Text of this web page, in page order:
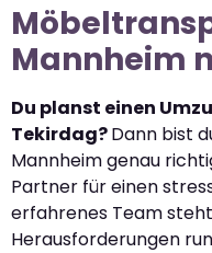
Mannheim
Du planst einen
Tekirdag?Dann bist
Mannheim genau
Partner für einen
erfahrenes Team
Herausforderungen